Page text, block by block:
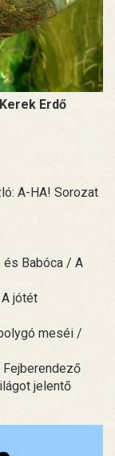
Erdő
A-HA! Sorozat
és Babóca / A
jótét
meséi /
jelentő